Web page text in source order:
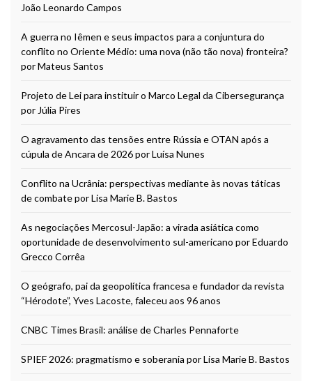
João Leonardo Campos
A guerra no Iêmen e seus impactos para a conjuntura do
conflito no Oriente Médio: uma nova (não tão nova) fronteira?
por Mateus Santos
Projeto de Lei para instituir o Marco Legal da Cibersegurança
por Júlia Pires
O agravamento das tensões entre Rússia e OTAN após a
cúpula de Ancara de 2026 por Luísa Nunes
Conflito na Ucrânia: perspectivas mediante às novas táticas
de combate por Lisa Marie B. Bastos
As negociações Mercosul-Japão: a virada asiática como
oportunidade de desenvolvimento sul-americano por Eduardo
Grecco Corrêa
O geógrafo, pai da geopolítica francesa e fundador da revista
“Hérodote”, Yves Lacoste, faleceu aos 96 anos
CNBC Times Brasil: análise de Charles Pennaforte
SPIEF 2026: pragmatismo e soberania por Lisa Marie B. Bastos